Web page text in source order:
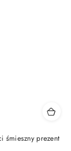
śmieszny prezent